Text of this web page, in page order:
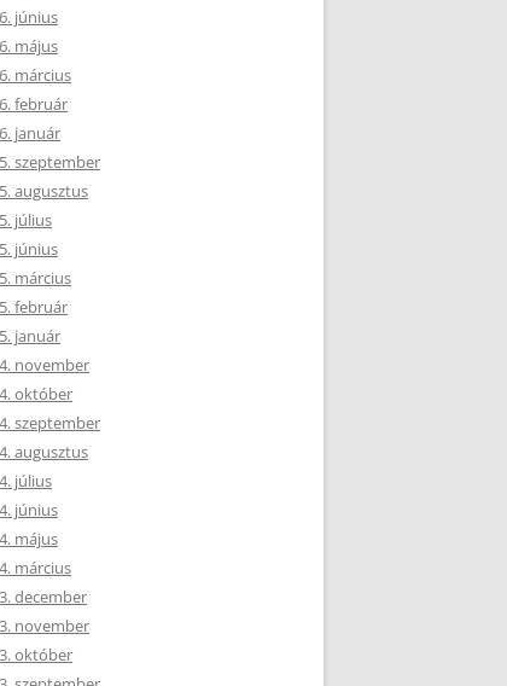
június
május
március
február
január
szeptember
augusztus
július
június
március
február
január
november
október
szeptember
augusztus
július
június
május
március
december
november
október